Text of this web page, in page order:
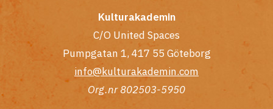
Kulturakademin
C/O United Spaces
Pumpgatan 1, 417 55 Göteborg
info@kulturakademin.com
Org.nr 802503-5950